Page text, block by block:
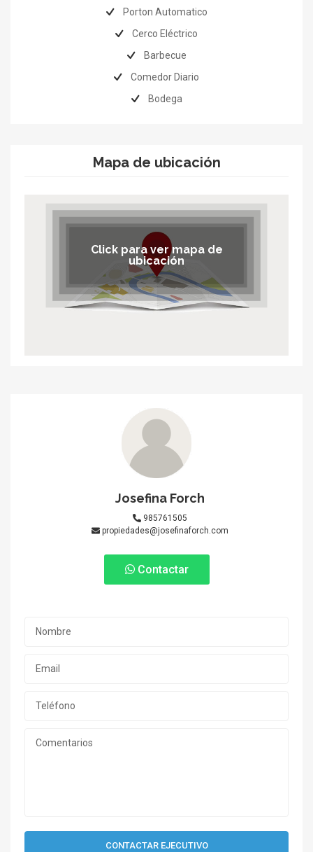
Porton Automatico
Cerco Eléctrico
Barbecue
Comedor Diario
Bodega
Mapa de ubicación
Click para ver mapa de
ubicación
Josefina Forch
985761505
propiedades@josefinaforch.com
Contactar
CONTACTAR EJECUTIVO